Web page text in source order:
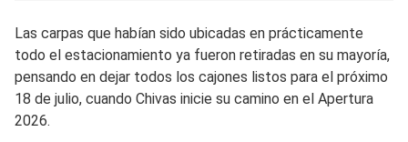
Las carpas que habían sido ubicadas en prácticamente
todo el estacionamiento ya fueron retiradas en su mayoría,
pensando en dejar todos los cajones listos para el próximo
18 de julio, cuando Chivas inicie su camino en el Apertura
2026.